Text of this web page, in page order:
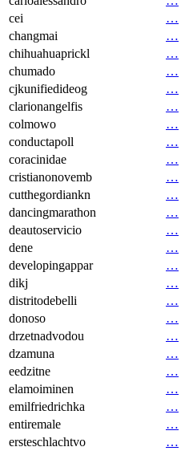
cei
…
changmai
…
chihuahuaprickl
…
chumado
…
cjkunifiedideog
…
clarionangelfis
…
colmowo
…
conductapoll
…
coracinidae
…
cristianonovemb
…
cutthegordiankn
…
dancingmarathon
…
deautoservicio
…
dene
…
developingappar
…
dikj
…
distritodebelli
…
donoso
…
drzetnadvodou
…
dzamuna
…
eedzitne
…
elamoiminen
…
emilfriedrichka
…
entiremale
…
ersteschlachtvo
…